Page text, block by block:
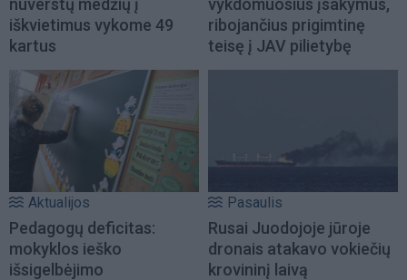
nuverstų medžių į
iškvietimus vykome 49
kartus
vykdomuosius įsakymus,
ribojančius prigimtinę
teisę į JAV pilietybę
Aktualijos
Pedagogų deficitas:
mokyklos ieško
išsigelbėjimo
Pasaulis
Rusai Juodojoje jūroje
dronais atakavo vokiečių
krovininį laivą